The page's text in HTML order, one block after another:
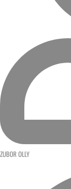
ZUBOR OLLY